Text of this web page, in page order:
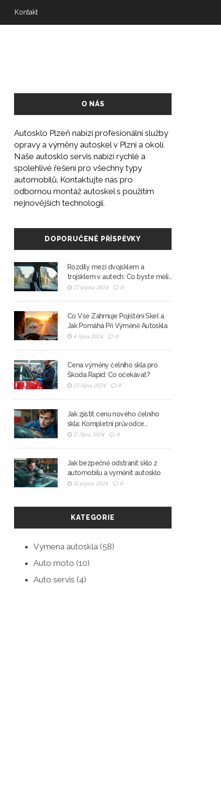
Kontakt
O NÁS
Autosklo Plzeň nabízí profesionální služby
opravy a výměny autoskel v Plzni a okolí.
Naše autosklo servis nabízí rychlé a
spolehlivé řešení pro všechny typy
automobilů. Kontaktujte nás pro
odbornou montáž autoskel s použitím
nejnovějších technologií.
DOPORUČENÉ PŘÍSPĚVKY
Rozdíly mezi dvojsklem a
trojsklem v autech: Co byste měli
vědět
27 srpna 2024 0
Co Vše Zahrnuje Pojištění Skel a
Jak Pomáhá Při Výměně Autoskla
4 října 2024 0
Cena výměny čelního skla pro
Škoda Rapid: Co očekávat?
25 října 2024 0
Jak zjistit cenu nového čelního
skla: Kompletní průvodce
výměnou autoskel
17 října 2024 0
Jak bezpečně odstranit sklo z
automobilu a vyměnit autosklo
31 srpna 2024 0
KATEGORIE
Vymena autoskla (58)
Auto moto (10)
Auto servis (4)